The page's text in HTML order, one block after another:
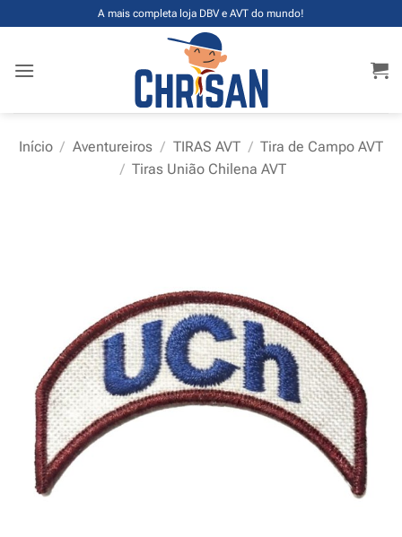
to
A mais completa loja DBV e AVT do mundo!
Início / Aventureiros / TIRAS AVT / Tira de Campo AVT
/ Tiras União Chilena AVT